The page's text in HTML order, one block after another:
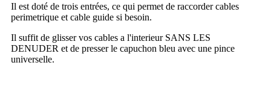
Il est doté de trois entrées, ce qui permet de raccorder cables
perimetrique et cable guide si besoin.
Il suffit de glisser vos cables a l'interieur SANS LES
DENUDER et de presser le capuchon bleu avec une pince
universelle.